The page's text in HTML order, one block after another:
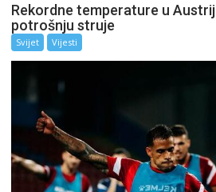
Rekordne temperature u
potrošnju struje
Svijet Vijesti